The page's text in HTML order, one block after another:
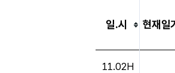
일.시 현재일
11.02H